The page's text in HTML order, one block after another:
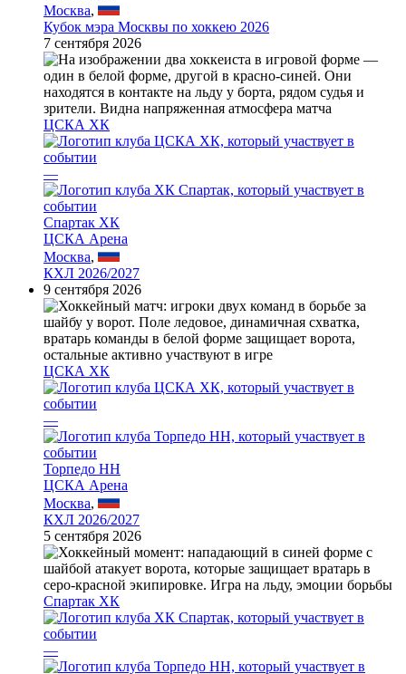
Москва,
Кубок мэра Москвы по хоккею 2026
7 сентября 2026
ЦСКА ХК
—
Спартак ХК
ЦСКА Арена
Москва,
КХЛ 2026/2027
9 сентября 2026
ЦСКА ХК
—
Торпедо НН
ЦСКА Арена
Москва,
КХЛ 2026/2027
5 сентября 2026
Спартак ХК
—